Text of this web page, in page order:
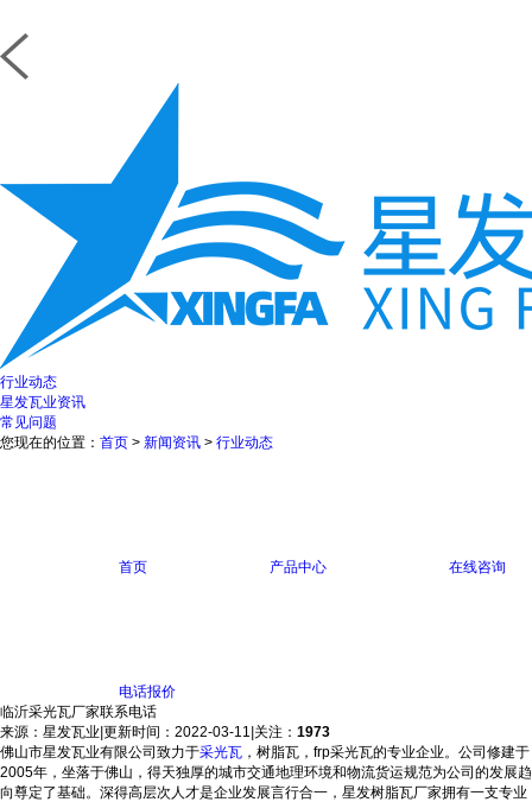
行业动态
星发瓦业资讯
常见问题
您现在的位置： 首页 > 新闻资讯 > 行业动态
首页 产品中心 在线咨询
电话报价
临沂采光瓦厂家联系电话
来源：星发瓦业 更新时间：2022-03-11 关注： 1973
佛山市星发瓦业有限公司致力于采光瓦 ，树脂瓦，frp采光瓦的专业企业。公司修建于
2005年，坐落于佛山，得天独厚的城市交通地理环境和物流货运规范为公司的发展趋
向尊定了基础。深得高层次人才是企业发展言行合一，星发树脂瓦厂家拥有一支专业